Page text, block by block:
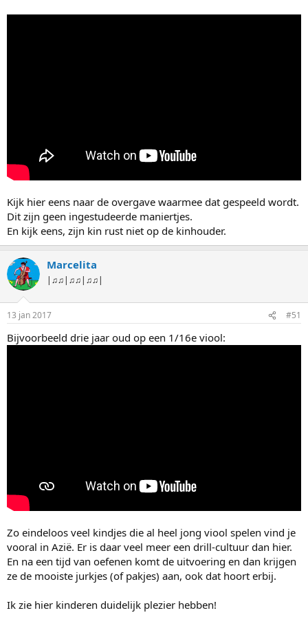
Kijk hier eens naar de overgave waarmee dat gespeeld wordt.
Dit zijn geen ingestudeerde maniertjes.
En kijk eens, zijn kin rust niet op de kinhouder.
Marcelita
|♫♫|♫♫|♫♫|
13 jan 2017 #51
Bijvoorbeeld drie jaar oud op een 1/16e viool:
Zo eindeloos veel kindjes die al heel jong viool spelen vind je
vooral in Azië. Er is daar veel meer een drill-cultuur dan hier.
En na een tijd van oefenen komt de uitvoering en dan krijgen
ze de mooiste jurkjes (of pakjes) aan, ook dat hoort erbij.
Ik zie hier kinderen duidelijk plezier hebben!